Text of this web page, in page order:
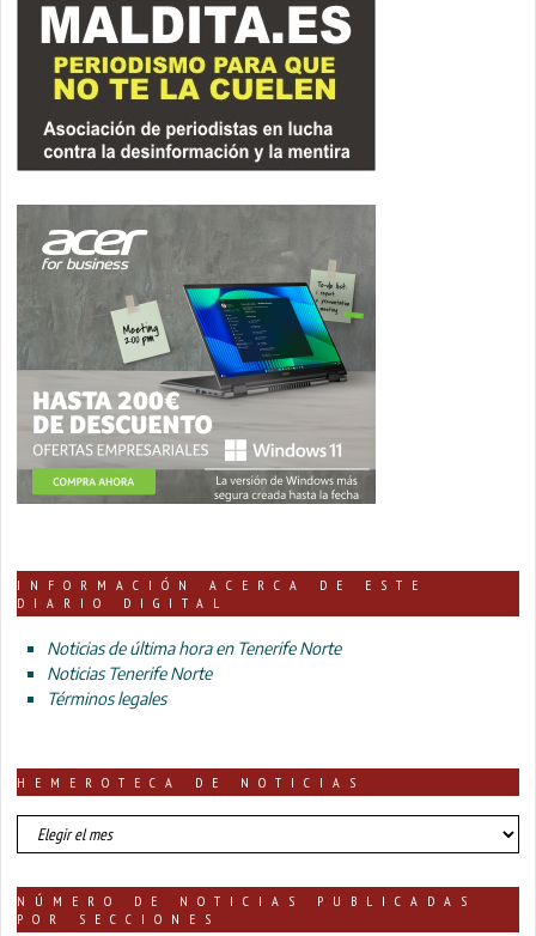
INFORMACIÓN ACERCA DE ESTE
DIARIO DIGITAL
Noticias de última hora en Tenerife Norte
Noticias Tenerife Norte
Términos legales
HEMEROTECA DE NOTICIAS
HEMEROTECA
DE
NÚMERO DE NOTICIAS PUBLICADAS
POR SECCIONES